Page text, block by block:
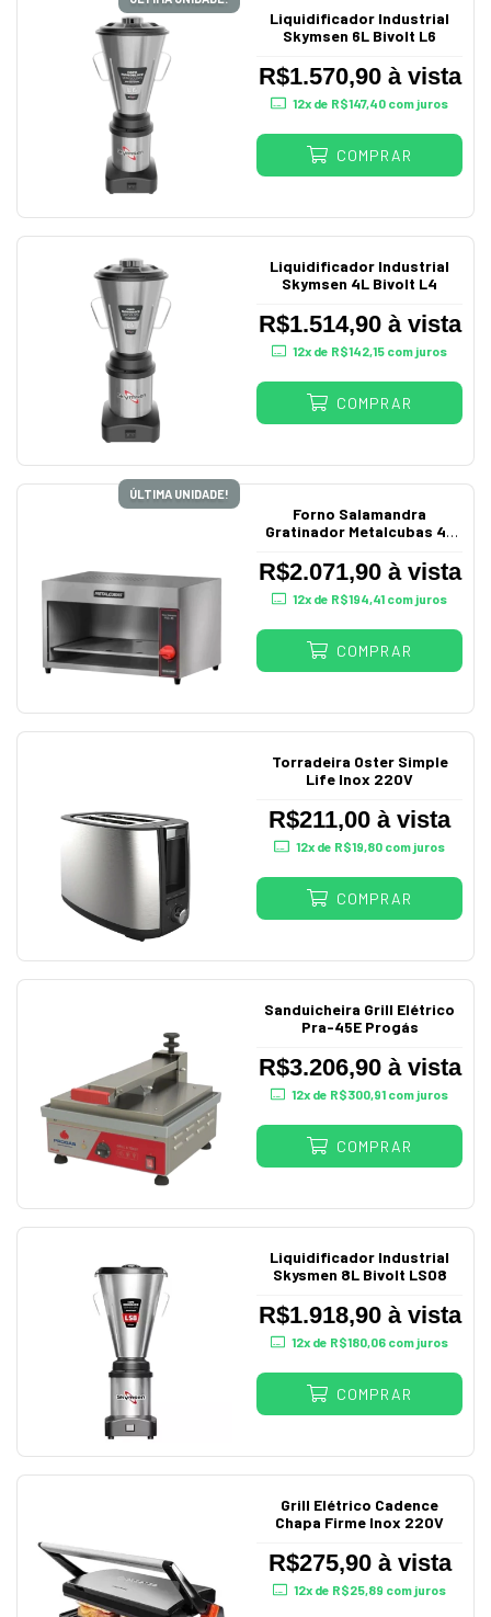
Liquidificador Industrial
Skymsen 6L Bivolt L6
R$1.570,90 à vista
12x de R$147,40com juros
COMPRAR
Liquidificador Industrial
Skymsen 4L Bivolt L4
R$1.514,90 à vista
12x de R$142,15 com juros
COMPRAR
ÚLTIMA UNIDADE!
Forno Salamandra
Gratinador Metalcubas 45
R$2.071,90 à vista
12x de R$194,41 com juros
COMPRAR
Torradeira Oster Simple
Life Inox 220V
R$211,00 à vista
12x de R$19,80com juros
COMPRAR
Sanduicheira Grill Elétrico
Pra-45E Progás
R$3.206,90 à vista
12x de R$300,91 com juros
COMPRAR
Liquidificador Industrial
Skysmen 8L Bivolt LS08
R$1.918,90 à vista
12x de R$180,06 com juros
COMPRAR
Grill Elétrico Cadence
Chapa Firme Inox 220V
R$275,90 à vista
12x de R$25,89 com juros